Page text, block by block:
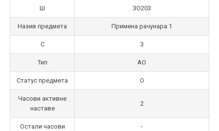
Ш ЗО203
Назив предмета Примена рачунара 1
С 3
Тип AO
Статус предмета О
Часови активне
наставе
2
Остали часови -